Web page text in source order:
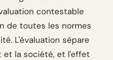
contestable
de toutes les normes
L'évaluation sépare
et la société, et l'effet